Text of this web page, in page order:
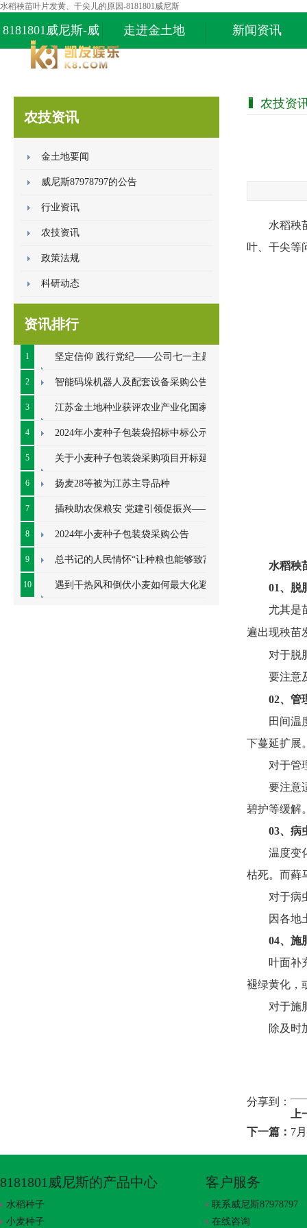
水稻秧苗叶片发黄、干尖儿的原因-8181801威尼斯
8181801威尼斯-威
尼斯87978797
走进金土地 新闻资讯
农技资讯
金土地要闻
威尼斯87978797的公告
行业资讯
农技资讯
政策法规
科研动态
资讯排行
1 坚定信仰 践行党纪——公司七一主题党
日系列活动顺利开展
2 智能码垛机器人及配套设备采购公告
3 江苏金土地种业获评农业产业化国家重
点龙头企业
4 2024年小麦种子包装袋招标中标公示
5 关于小麦种子包装袋采购项目开标延期
的公告
6 扬麦28等被为江苏主导品种
7 插秧助农保粮安 党建引领促振兴——七
里甸社区党总支、公司党支部联合开展插秧助
农耕
8 2024年小麦种子包装袋采购公告
9 总书记的人民情怀“让种粮也能够致富”
10 遇到干热风和倒伏小麦如何最大化避免
农技资
水稻秧
叶、干尖等
水稻秧
01、 脱
尤其是
遍出现秧苗
对于脱
要注意
02、 管
田间温
下蔓延扩展
对于管
要注意
碧护等缓解
03、 病
温度变
枯死。而藓
对于病
因各地
04、 施
叶面补
褪绿黄化，
对于施
除及时
分享到：
下一篇： 7
8181801威尼斯的产品中心
水稻种子
小麦种子
客户服务
联系威尼斯87978797
在线咨询